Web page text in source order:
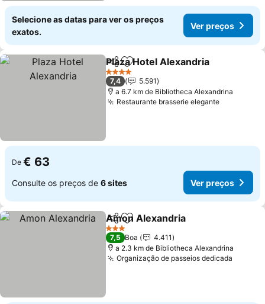
Selecione as datas para ver os preços
exatos.
Ver preços
PartilharAdicionar aos favoritos
Plaza Hotel Alexandria
4 Estrelas
7,4
5.591
a 6.7 km de Bibliotheca Alexandrina
Restaurante brasserie eleganteVer
De € 63
Consulte os preços de 6 sites Ver preços
PartilharAdicionar aos favoritos
Amon Alexandria
3 Estrelas
7,5 Boa
4.411
a 2.3 km de Bibliotheca Alexandrina
Organização de passeios dedicada